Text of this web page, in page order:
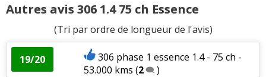
Autres avis 306 1.4 75 ch Essence
(Tri par ordre de longueur de l'avis)
19/20
306 phase 1 essence 1.4 - 75 ch -
53.000 kms (2 )